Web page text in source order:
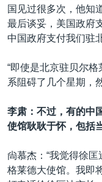
国见过很多次，他知
最后谈妥，美国政府
中国政府支付我们驻
“即使是北京驻贝尔
系阻碍了几个星期，
李肃：不过，有的中
使馆耿耿于怀，包括
尙慕杰：“我觉得徐
格莱德大使馆。我即